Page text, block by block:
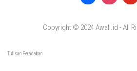
Copyright © 2024 Awall.id - All
Tulisan Peradaban